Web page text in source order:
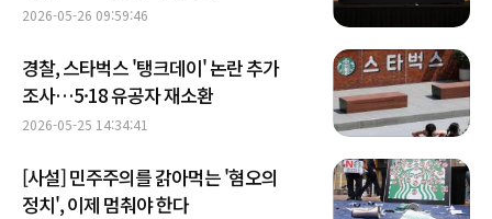
2026-05-26 09:59:46
경찰, 스타벅스 '탱크데이' 논란 추가
조사…5·18 유공자 재소환
2026-05-25 14:34:41
[사설] 민주주의를 갉아먹는 '혐오의
정치', 이제 멈춰야 한다